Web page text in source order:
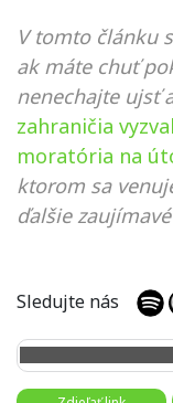
V tomto článku
ak máte chuť
nenechajte ujsť
zahraničia
moratória na
ktorom sa
ďalšie
Sledujte nás